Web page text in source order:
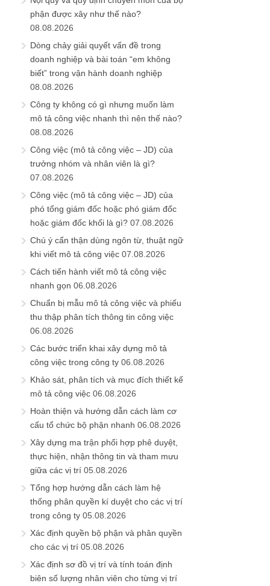
phận được xây như thế nào?
08.08.2026
Dòng chảy giải quyết vấn đề trong
doanh nghiệp và bài toán “em không
biết” trong vận hành doanh nghiệp
08.08.2026
Công ty không có gì nhưng muốn làm
mô tả công việc nhanh thì nên thế nào?
08.08.2026
Công việc (mô tả công việc – JD) của
trưởng nhóm và nhân viên là gì?
07.08.2026
Công việc (mô tả công việc – JD) của
phó tổng giám đốc hoặc phó giám đốc
hoặc giám đốc khối là gì? 07.08.2026
Chú ý cẩn thận dùng ngôn từ, thuật ngữ
khi viết mô tả công việc 07.08.2026
Cách tiến hành viết mô tả công việc
nhanh gọn 06.08.2026
Chuẩn bị mẫu mô tả công việc và phiếu
thu thập phân tích thông tin công việc
06.08.2026
Các bước triển khai xây dựng mô tả
công việc trong công ty 06.08.2026
Khảo sát, phân tích và mục đích thiết kế
mô tả công việc 06.08.2026
Hoàn thiện và hướng dẫn cách làm cơ
cấu tổ chức bộ phận nhanh 06.08.2026
Xây dựng ma trận phối hợp phê duyệt,
thực hiện, nhận thông tin và tham mưu
giữa các vị trí 05.08.2026
Tổng hợp hướng dẫn cách làm hệ
thống phân quyền kí duyệt cho các vị trí
trong công ty 05.08.2026
Xác định quyền bộ phận và phân quyền
cho các vị trí 05.08.2026
Xác định sơ đồ vị trí và tính toán định
biên số lượng nhân viên cho từng vị trí